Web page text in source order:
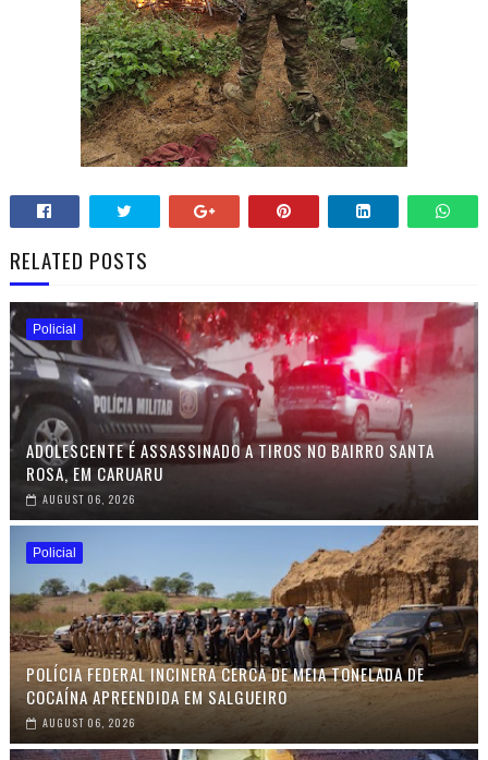
RELATED POSTS
Policial
ADOLESCENTE É ASSASSINADO A TIROS NO BAIRRO SANTA
ROSA, EM CARUARU
AUGUST 06, 2026
Policial
POLÍCIA FEDERAL INCINERA CERCA DE MEIA TONELADA DE
COCAÍNA APREENDIDA EM SALGUEIRO
AUGUST 06, 2026